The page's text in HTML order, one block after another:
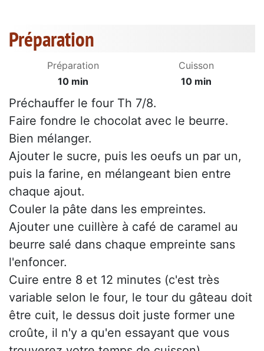
Préparation
Préparation
10 min
Cuisson
10 min
Préchauffer le four Th 7/8.
Faire fondre le chocolat avec le beurre.
Bien mélanger.
Ajouter le sucre, puis les oeufs un par un,
puis la farine, en mélangeant bien entre
chaque ajout.
Couler la pâte dans les empreintes.
Ajouter une cuillère à café de caramel au
beurre salé dans chaque empreinte sans
l'enfoncer.
Cuire entre 8 et 12 minutes (c'est très
variable selon le four, le tour du gâteau doit
être cuit, le dessus doit juste former une
croûte, il n'y a qu'en essayant que vous